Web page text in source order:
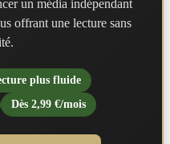
un média indépendant
offrant une lecture sans
plus fluide
Dès 2,99 €/mois